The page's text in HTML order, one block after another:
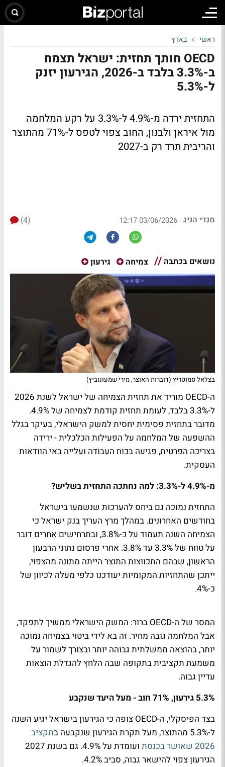
ראשי בארץ
OECD חותך תחזית: ישראל תצמח
ב-3.3% בלבד ב-2026, הגירעון יזנק
ל-5.3%
התחזית ירדה מ-4.9% ל-3.3% על רקע המלחמה
מול איראן ולבנון, החוב צפוי לטפס ל-71% מהתוצר
והריבית תרד רק ב-2027
מנדי הניג |
03/06/2026 12:17
(4)
נושאים בכתבה צמיחה גירעון
בצלאל סמוטריץ (דוברות האוצר, מירי שמעונוביץ)
ה-OECD מוריד את תחזית הצמיחה של ישראל לשנת 2026
ל-3.3% בלבד, לעומת תחזית קודמת לצמיחה של 4.9%.
מדובר בתחזית פסימית יחסית למשק הישראלי, בעיקר בגלל
ההשפעה של המלחמה על הפעילות הכלכלית - ירידה
בצריכה הפרטית, פגיעה בכוח העבודה ועלייה באי הוודאות
העסקית.
מ-4.9% ל-3.3%: למה נחתכה התחזית בשליש?
התחזית נמוכה גם ביחס להערכות שנשמעו בישראל
בחודשים האחרונים. במהלך מרץ העריך בנק ישראל כי
הצמיחה השנה תעמוד על כ-3.8%, ובתרחישים אחרים דובר
על טווח של 3.3% עד 3.8%. אחרי פרסום נתוני הרבעון
הראשון, שבהם התכווצות התוצר הייתה מתונה מהצפוי,
ייתכן שהתחזיות המקומיות יעודכנו כלפי מעלה לכיוון של
כ-4%.
המסר של ה-OECD ברור: המשק הישראלי ממשיך לתפקד,
אבל המלחמה גובה מחיר. זה בא לידי ביטוי בצמיחה נמוכה
יותר, בהוצאה ממשלתית גבוהה יותר ובצורך לשמור על
משמעת תקציבית בתקופה שבה הלחץ להגדלת הוצאות
עדיין גבוה.
5.3% גירעון, 71% חוב - מעל היעד שנקבע
בצד הפיסקלי, ה-OECD צופה כי הגירעון בישראל יגיע השנה
ל-5.3% מהתוצר, מעל תקרת הגירעון שנקבעה ב
תקציב
2026 שאושר בכנסת
ועומדת על 4.9%. גם בשנת 2027
הגירעון צפוי להישאר גבוה, סביב 4.2%.